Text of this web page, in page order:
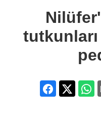
19 Mayıs
için